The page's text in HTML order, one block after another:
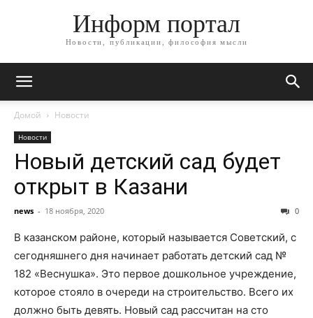
Информ портал
Новости, публикации, философия мысли
Домой Новости
Новости
Новый детский сад будет
открыт в Казани
news - 18 ноября, 2020 0
В казанском районе, который называется Советский, с
сегодняшнего дня начинает работать детский сад №
182 «Веснушка». Это первое дошкольное учреждение,
которое стояло в очереди на строительство. Всего их
должно быть девять. Новый сад рассчитан на сто